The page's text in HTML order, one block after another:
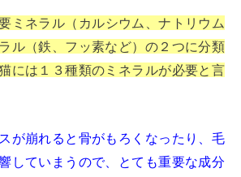
ミネラル（カルシウム、ナトリウム
ル（鉄、フッ素など）の２つに分類
には１３種類のミネラルが必要と言
が崩れると骨がもろくなったり、毛
していまうので、とても重要な成分